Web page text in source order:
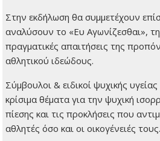
Στην εκδήλωση θα συμμετέχουν
αναλύσουν το «Ευ Αγωνίζεσθαι»,
πραγματικές απαιτήσεις της
αθλητικού ιδεώδους.
Σύμβουλοι & ειδικοί ψυχικής
κρίσιμα θέματα για την ψυχική
πίεσης και τις προκλήσεις που
αθλητές όσο και οι οικογένειές τους.